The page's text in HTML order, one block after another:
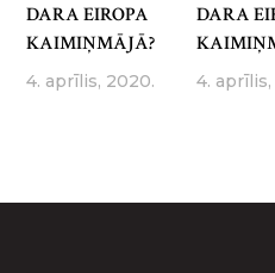
DARA EIROPA
KAIMIŅMĀJĀ?
4. aprīlis, 2020.
DARA
4.